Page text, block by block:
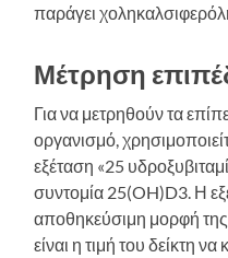
παράγει
Μέτρηση
Για να μετρηθούν τα
οργανισμό,
εξέταση «25
συντομία 25(OH)D3. Η
αποθηκεύσιμη μορφή
είναι η τιμή του δείκτη να